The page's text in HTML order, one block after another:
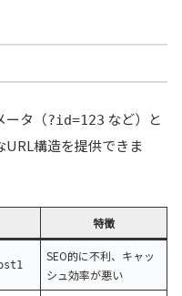
ータ（?id=123 など）と
URL構造を提供できま
特徴
SEO的に不利、キャッ
シュ効率が悪い